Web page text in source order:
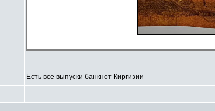
Есть все выпуски банкнот Киргизии